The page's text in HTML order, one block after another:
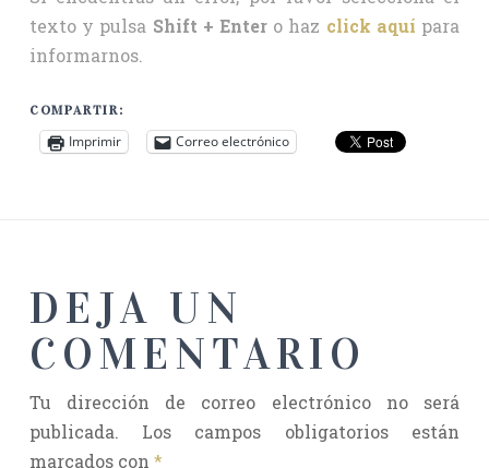
texto y pulsa Shift + Enter o haz click aquí para
informarnos.
COMPARTIR:
Imprimir Correo electrónico
DEJA UN
COMENTARIO
Tu dirección de correo electrónico no será
publicada.
Los campos obligatorios están
marcados con *